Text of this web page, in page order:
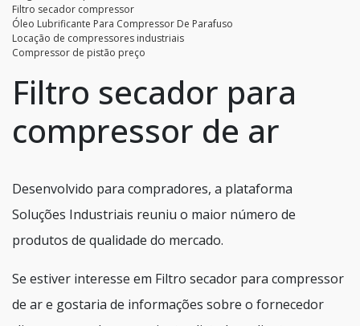
Filtro secador compressor
Óleo Lubrificante Para Compressor De Parafuso
Locação de compressores industriais
Compressor de pistão preço
Filtro secador para
compressor de ar
Desenvolvido para compradores, a plataforma
Soluções Industriais reuniu o maior número de
produtos de qualidade do mercado.
Se estiver interesse em Filtro secador para compressor
de ar e gostaria de informações sobre o fornecedor